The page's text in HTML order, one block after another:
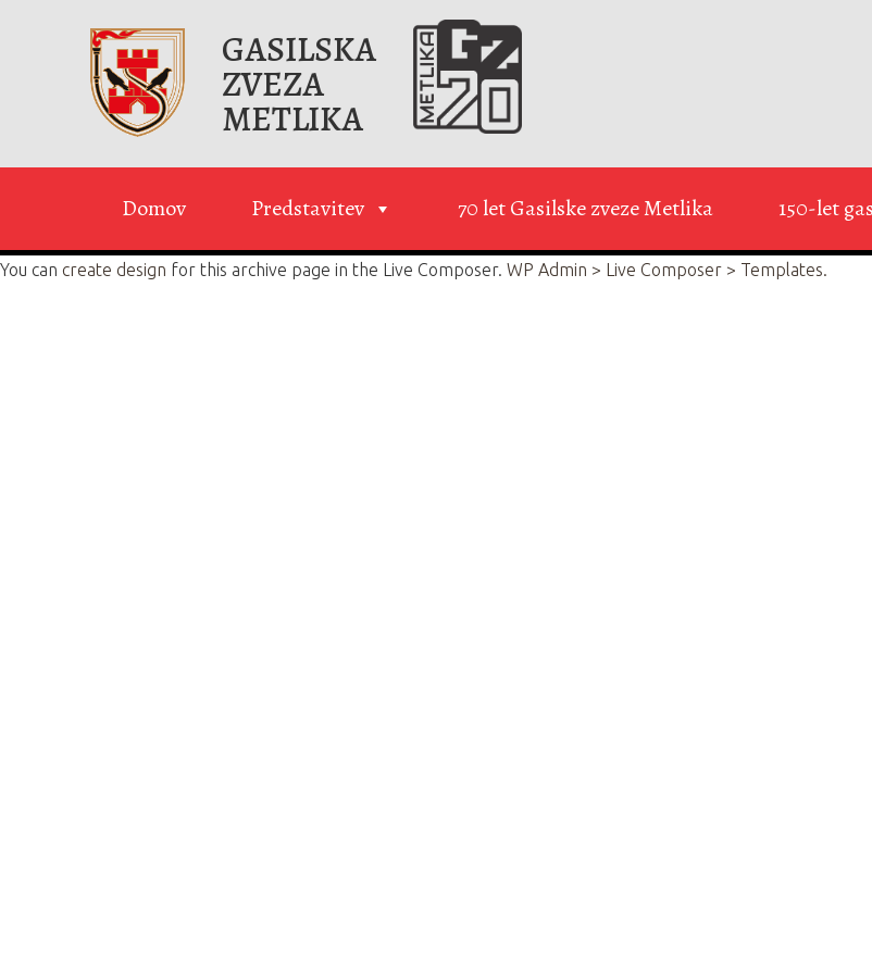
GASILSKA
ZVEZA
METLIKA
Domov Predstavitev 70 let Gasilske zveze Metlika 150-let
You can create design for this archive page in the Live Composer. WP Admin > Live Composer > Templates.